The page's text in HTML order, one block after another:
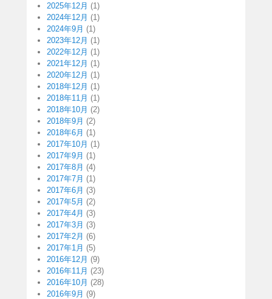
2025年12月 (1)
2024年12月 (1)
2024年9月 (1)
2023年12月 (1)
2022年12月 (1)
2021年12月 (1)
2020年12月 (1)
2018年12月 (1)
2018年11月 (1)
2018年10月 (2)
2018年9月 (2)
2018年6月 (1)
2017年10月 (1)
2017年9月 (1)
2017年8月 (4)
2017年7月 (1)
2017年6月 (3)
2017年5月 (2)
2017年4月 (3)
2017年3月 (3)
2017年2月 (6)
2017年1月 (5)
2016年12月 (9)
2016年11月 (23)
2016年10月 (28)
2016年9月 (9)